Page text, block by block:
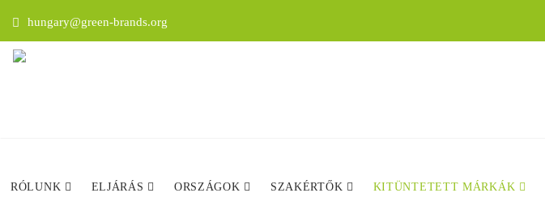
hungary@green-brands.org
RÓLUNK ELJÁRÁS ORSZÁGOK SZAKÉRTŐK KITÜNTETETT MÁRKÁK